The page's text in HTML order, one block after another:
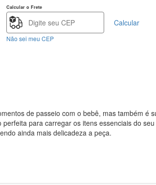
Calcular o Frete
Calcular
Não sei meu CEP
de passeio com o bebê, mas também é
para carregar os itens essenciais do
ainda mais delicadeza a peça.